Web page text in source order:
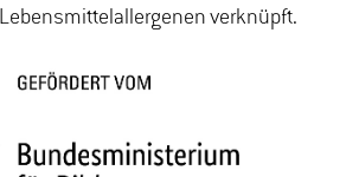
verknüpft.